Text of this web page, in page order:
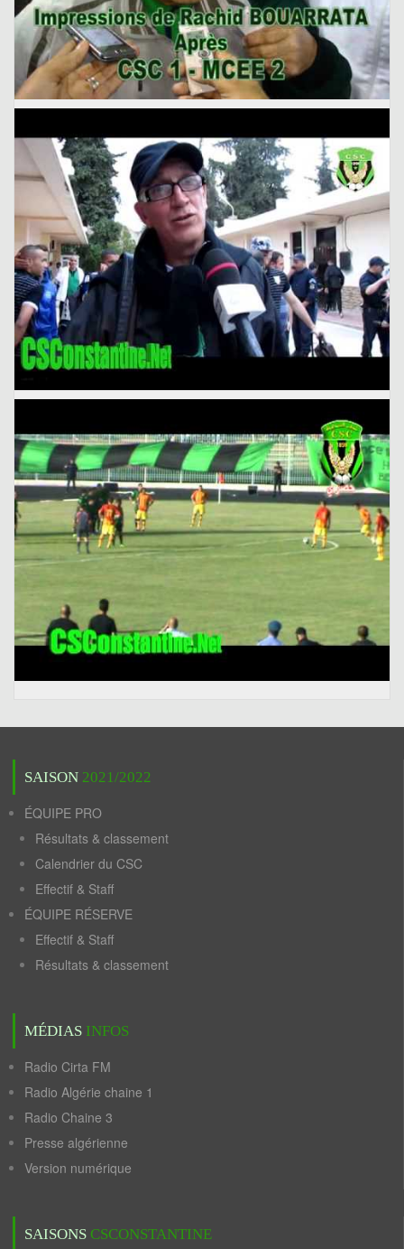
SAISON 2021/2022
ÉQUIPE PRO
Résultats & classement
Calendrier du CSC
Effectif & Staff
ÉQUIPE RÉSERVE
Effectif & Staff
Résultats & classement
MÉDIAS INFOS
Radio Cirta FM
Radio Algérie chaine 1
Radio Chaine 3
Presse algérienne
Version numérique
SAISONS CSCONSTANTINE